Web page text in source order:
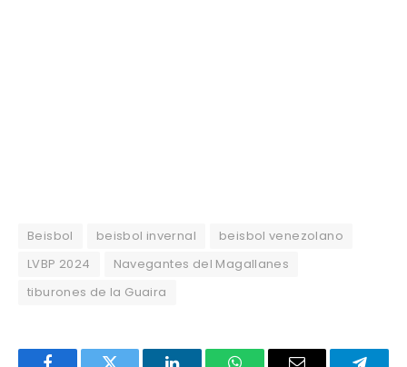
Beisbol beisbol invernal
beisbol venezolano
LVBP 2024
Navegantes del Magallanes
tiburones de la Guaira